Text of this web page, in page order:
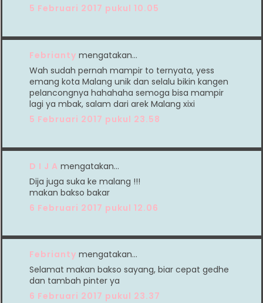
5 Februari 2017 pukul 10.05
Febrianty mengatakan…
Wah sudah pernah mampir to ternyata, yess
emang kota Malang unik dan selalu bikin kangen
pelancongnya hahahaha semoga bisa mampir
lagi ya mbak, salam dari arek Malang xixi
5 Februari 2017 pukul 23.58
D I J A mengatakan…
Dija juga suka ke malang !!!
makan bakso bakar
6 Februari 2017 pukul 12.06
Febrianty mengatakan…
Selamat makan bakso sayang, biar cepat gedhe
dan tambah pinter ya
6 Februari 2017 pukul 23.37